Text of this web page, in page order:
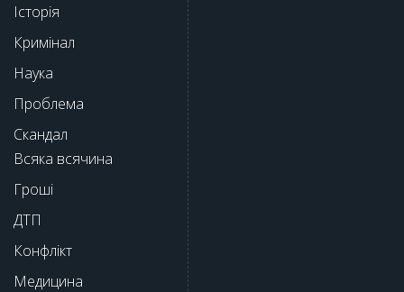
Історія
Кримінал
Наука
Проблема
Скандал
Всяка всячина
Гроші
ДТП
Конфлікт
Медицина